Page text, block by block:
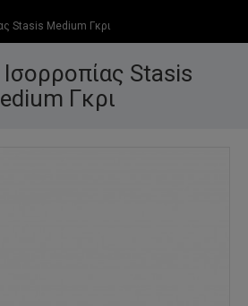
Stasis Medium Γκρι
Stasis
Γκρι